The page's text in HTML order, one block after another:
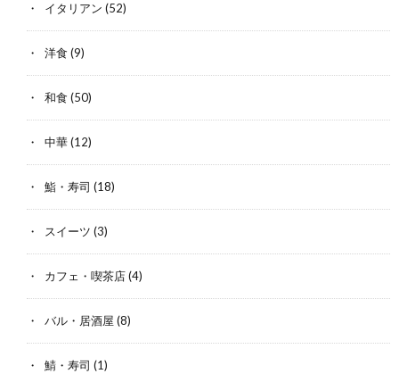
イタリアン (52)
洋食 (9)
和食 (50)
中華(12)
鮨・寿司 (18)
スイーツ (3)
カフェ・喫茶店(4)
バル・居酒屋 (8)
鯖・寿司 (1)